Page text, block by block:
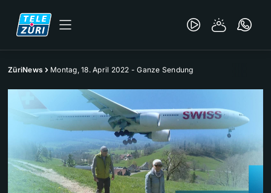
ZüriNews Montag, 18. April 2022 - Ganze Sendung